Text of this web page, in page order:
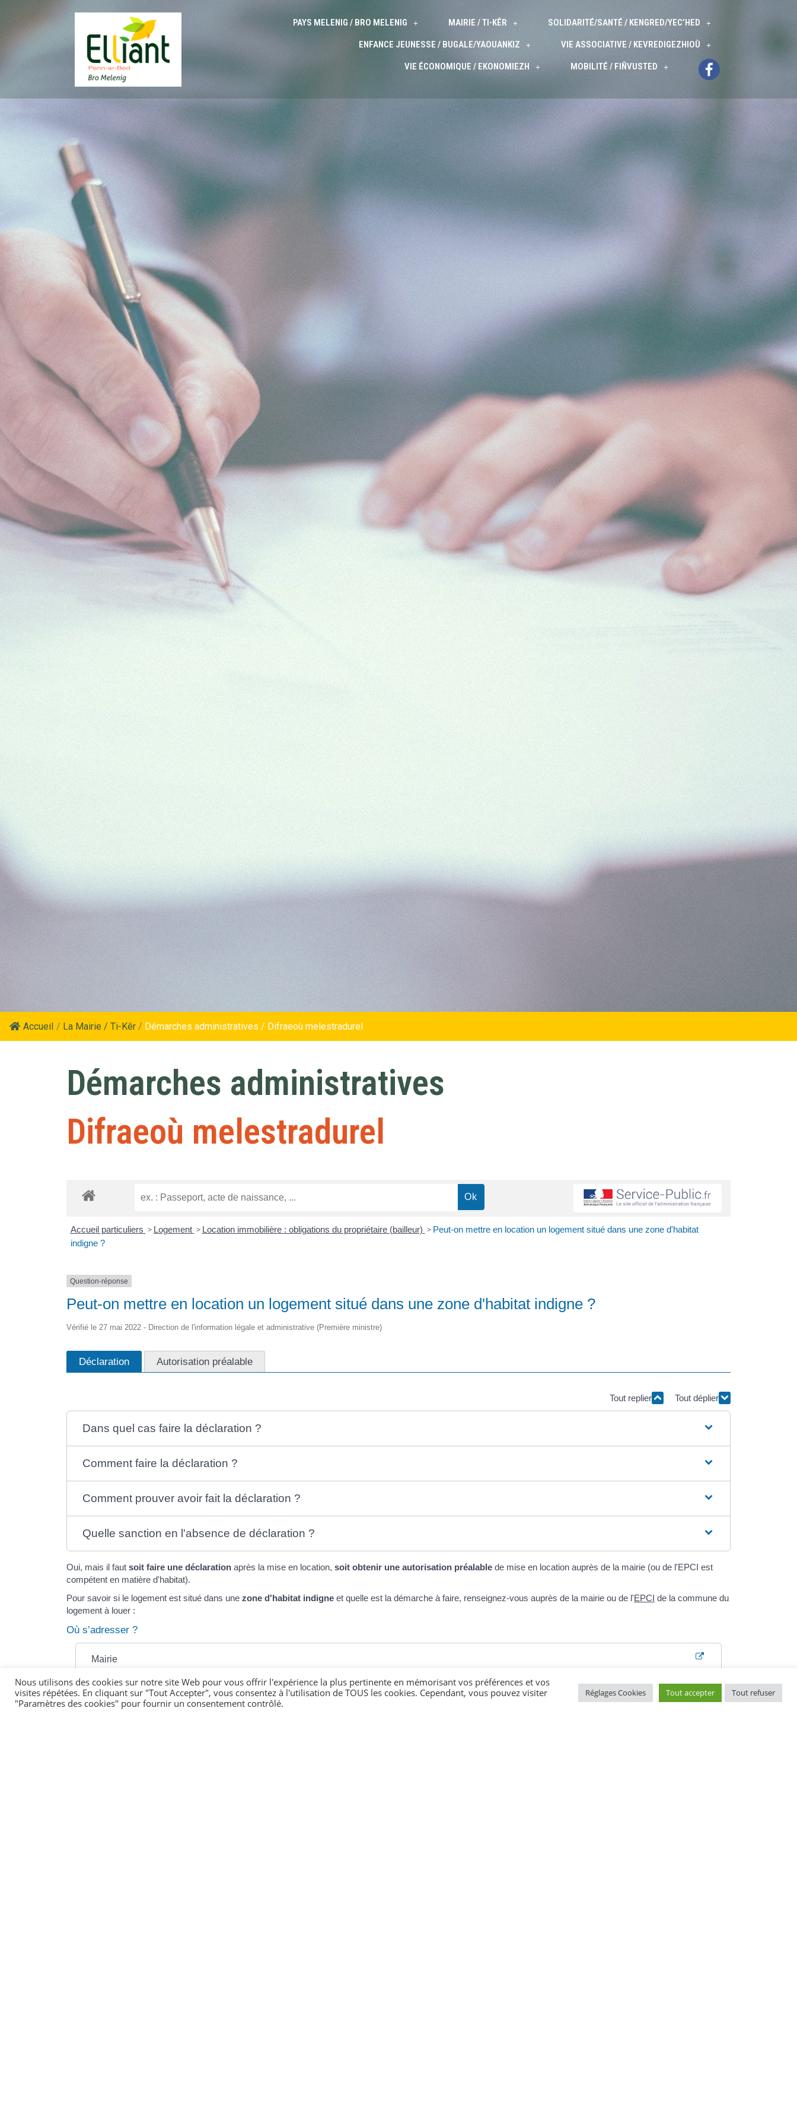
PAYS MELENIG / BRO MELENIG MAIRIE / TI-KÊR SOLIDARITÉ/SANTÉ / KENGRED/YEC’HED
ENFANCE JEUNESSE / BUGALE/YAOUANKIZ VIE ASSOCIATIVE / KEVREDIGEZHIOÙ
VIE ÉCONOMIQUE / EKONOMIEZH MOBILITÉ / FIÑVUSTED
Accueil / La Mairie / Ti-Kêr / Démarches administratives / Difraeoù melestradurel
Démarches administratives
Difraeoù melestradurel
Accueil particuliers > Logement > Location immobilière : obligations du propriétaire (bailleur) > Peut-on mettre en location un logement situé dans une zone d'habitat
indigne ?
Question-réponse
Peut-on mettre en location un logement situé dans une zone d'habitat indigne ?
Vérifié le 27 mai 2022 - Direction de l'information légale et administrative (Première ministre)
Déclaration Autorisation préalable
Tout replier Tout déplier
Dans quel cas faire la déclaration ?
Comment faire la déclaration ?
Comment prouver avoir fait la déclaration ?
Quelle sanction en l'absence de déclaration ?
Oui, mais il faut soit faire une déclaration après la mise en location, soit obtenir une autorisation préalable de mise en location auprès de la mairie (ou de l'EPCI est
compétent en matière d'habitat).
Pour savoir si le logement est situé dans une zone d'habitat indigne et quelle est la démarche à faire, renseignez-vous auprès de la mairie ou de l'EPCI de la commune du
logement à louer :
Où s’adresser ?
Mairie
À savoir
Nous utilisons des cookies sur notre site Web pour vous offrir l'expérience la plus pertinente en mémorisant vos préférences et vos
visites répétées. En cliquant sur "Tout Accepter", vous consentez à l'utilisation de TOUS les cookies. Cependant, vous pouvez visiter
"Paramètres des cookies" pour fournir un consentement contrôlé.
Réglages Cookies Tout accepter Tout refuser